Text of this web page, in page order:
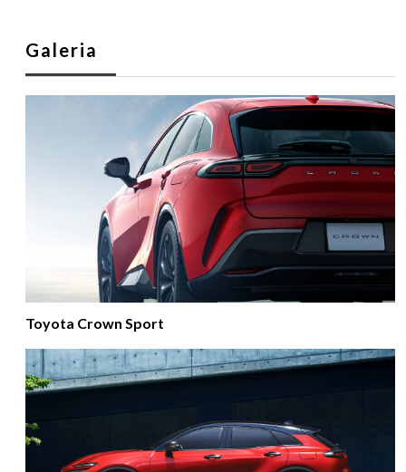
Galeria
Toyota Crown Sport